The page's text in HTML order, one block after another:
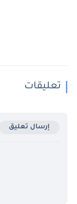
تعليقات
إرسال تعليق